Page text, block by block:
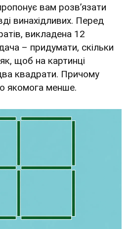
вам розв’язати
винахідливих. Перед
викладена 12
– придумати, скільки
щоб на картинці
квадрати. Причому
якомога менше.